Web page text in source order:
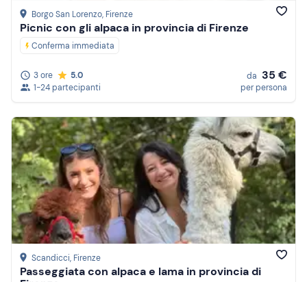
Borgo San Lorenzo, Firenze
Picnic con gli alpaca in provincia di Firenze
Conferma immediata
3 ore
5.0
1-24 partecipanti
da 35 €
per persona
Scandicci, Firenze
Passeggiata con alpaca e lama in provincia di